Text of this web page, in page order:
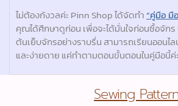
ไม่ต้องกังวลค่ะ Pinn Shop ได้จัดทำ“คู่มือ มื
คุณได้ศึกษาดูก่อน เพื่อจะได้มั่นใจก่อนซื้อจักร
ต้นเย็บจักรอย่างราบรื่น สามารถเรียนออนไ
และง่ายดาย แค่ทำตามตอนขั้นตอนในคู่มือนี้ค่ะ
Sewing